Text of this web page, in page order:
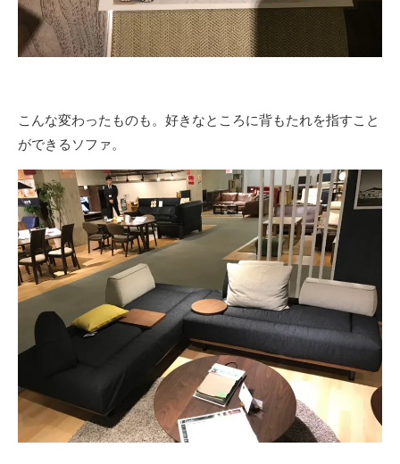
こんな変わったものも。好きなところに背もたれを指すこと
ができるソファ。